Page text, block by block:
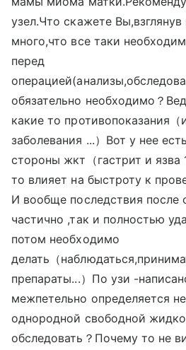
узел.Что скажете
много,что все таки
перед
обязательно необходимо？
какие то противопоказания
заболевания ...）Вот у нее
стороны жкт（гастрит и язва
то влияет на быстроту к
И вообще последствия после
частично ,так и полностью
потом необходимо
делать（
препараты...）По узи -
межпетельно определяется
однородной свободной
обследовать？Почему то не